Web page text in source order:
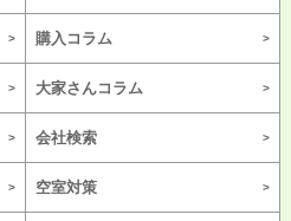
購入コラム
大家さんコラム
会社検索
空室対策